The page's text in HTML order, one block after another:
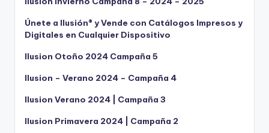
Únete a Ilusión® y Vende con Catálogos Impresos y
Digitales en Cualquier Dispositivo
Ilusion Otoño 2024 Campaña 5
Ilusion – Verano 2024 – Campaña 4
Ilusion Verano 2024 | Campaña 3
Ilusion Primavera 2024 | Campaña 2